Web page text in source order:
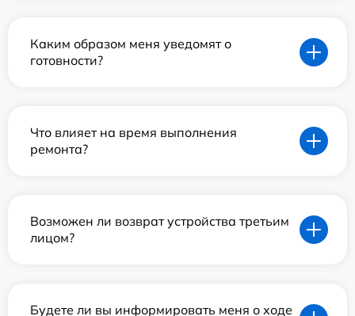
Каким образом меня уведомят о
готовности?
Что влияет на время выполнения
ремонта?
Возможен ли возврат устройства третьим
лицом?
Будете ли вы информировать меня о ходе